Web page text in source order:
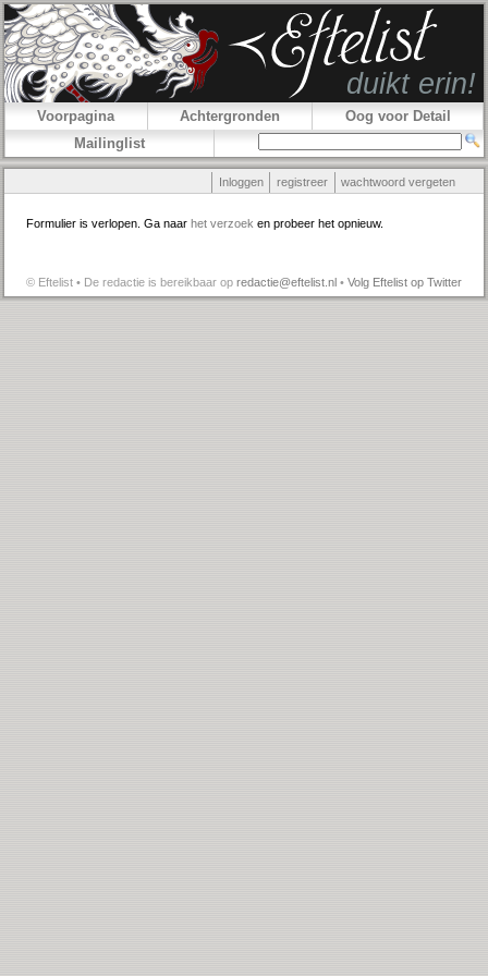
Voorpagina Achtergronden
Oog voor Detail
Mailinglist
Inloggen registreer wachtwoord vergeten
Formulier is verlopen. Ga naar het verzoek en probeer het opnieuw.
© Eftelist • De redactie is bereikbaar op redactie@eftelist.nl • Volg Eftelist op Twitter